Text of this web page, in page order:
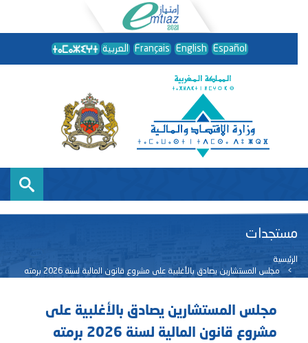
العربية Français English Español
مستجدات
الرئيسية
مجلس المستشارين يصادق بالأغلبية على مشروع قانون المالية لسنة 2026 برمته
مجلس المستشارين يصادق بالأغلبية على
مشروع قانون المالية لسنة 2026 برمته